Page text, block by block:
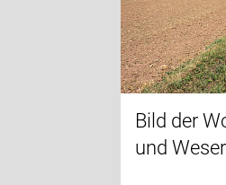
Bild der
und Weser